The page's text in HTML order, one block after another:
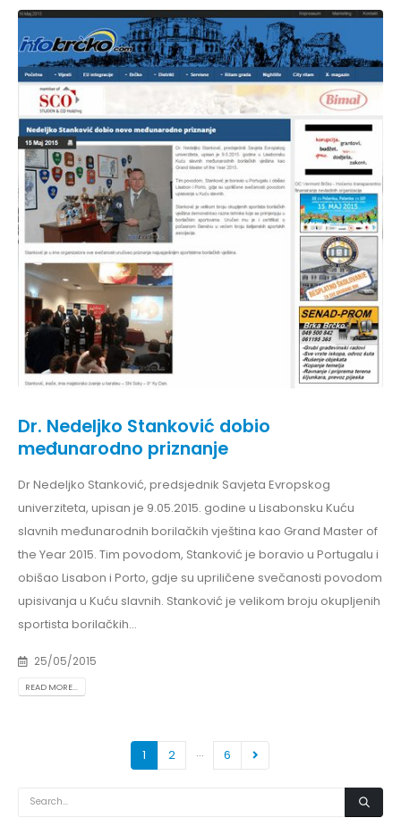
Dr. Nedeljko Stanković dobio
međunarodno priznanje
Dr Nedeljko Stanković, predsjednik Savjeta Evropskog
univerziteta, upisan je 9.05.2015. godine u Lisabonsku Kuću
slavnih međunarodnih borilačkih vještina kao Grand Master of
the Year 2015. Tim povodom, Stanković je boravio u Portugalu i
obišao Lisabon i Porto, gdje su upriličene svečanosti povodom
upisivanja u Kuću slavnih. Stanković je velikom broju okupljenih
sportista borilačkih...
25/05/2015
READ MORE...
1 2 … 6